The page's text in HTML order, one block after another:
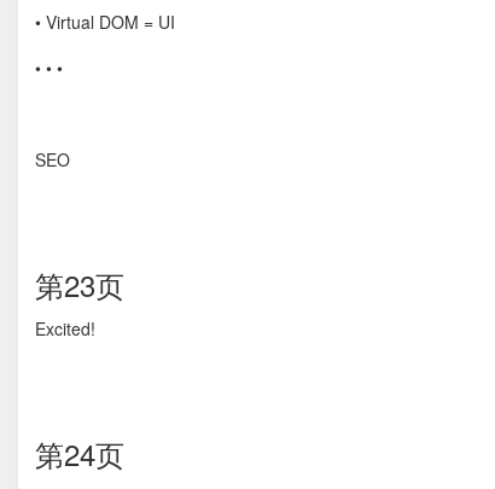
• Virtual DOM = UI
• • •
SEO
第23页
Excited!
第24页